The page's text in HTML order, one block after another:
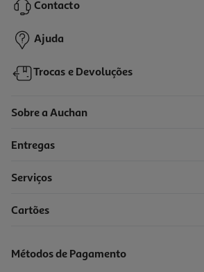
39,99 €
Contacto
Ajuda
Trocas e Devoluções
Sobre a Auchan
Entregas
Serviços
Cartões
Métodos de Pagamento